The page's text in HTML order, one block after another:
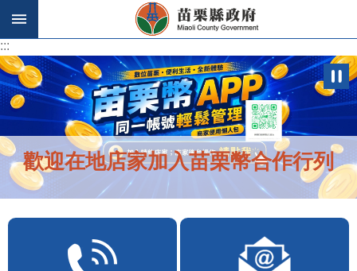
跳到主要內容區塊
:::
:::
歡迎在地店家加入苗栗幣合作行列